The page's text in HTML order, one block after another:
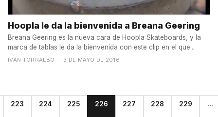
Hoopla le da la bienvenida a Breana Geering
Breana Geering es la nueva cara de Hoopla Skateboards, y la
marca de tablas le da la bienvenida con este clip en el que...
IVÁN TORRALBO — 3 DE MAYO DE 2016
223 224 225 226 227 228 229 ...